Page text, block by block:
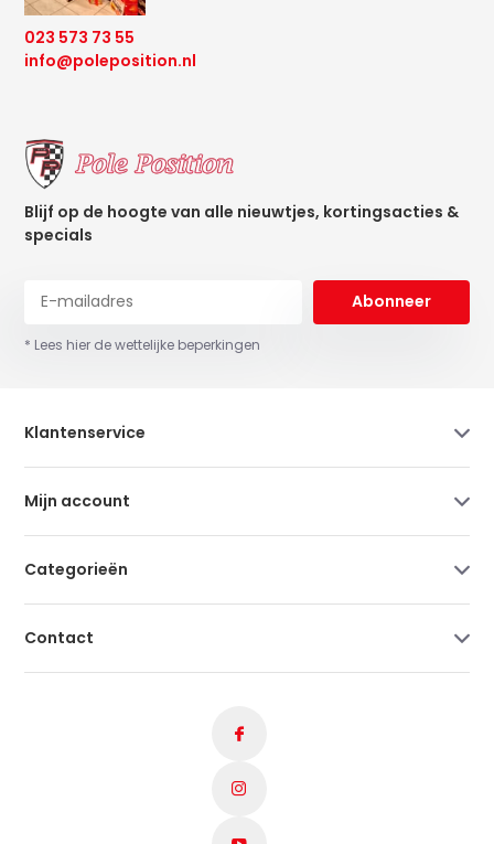
023 573 73 55
info@poleposition.nl
Blijf op de hoogte van alle nieuwtjes, kortingsacties &
specials
Abonneer
* Lees hier de wettelijke beperkingen
Klantenservice
Mijn account
Categorieën
Contact